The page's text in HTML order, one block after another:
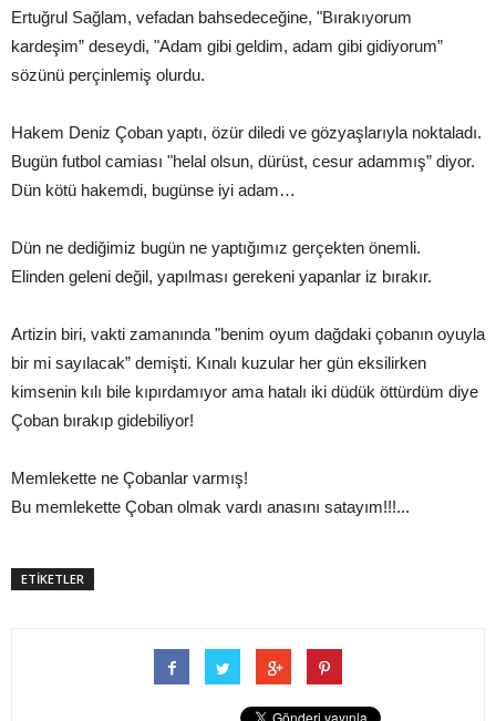
Ertuğrul Sağlam, vefadan bahsedeceğine, "Bırakıyorum
kardeşim” deseydi, "Adam gibi geldim, adam gibi gidiyorum”
sözünü perçinlemiş olurdu.
Hakem Deniz Çoban yaptı, özür diledi ve gözyaşlarıyla noktaladı.
Bugün futbol camiası "helal olsun, dürüst, cesur adammış” diyor.
Dün kötü hakemdi, bugünse iyi adam…
Dün ne dediğimiz bugün ne yaptığımız gerçekten önemli.
Elinden geleni değil, yapılması gerekeni yapanlar iz bırakır.
Artizin biri, vakti zamanında "benim oyum dağdaki çobanın oyuyla
bir mi sayılacak” demişti. Kınalı kuzular her gün eksilirken
kimsenin kılı bile kıpırdamıyor ama hatalı iki düdük öttürdüm diye
Çoban bırakıp gidebiliyor!
Memlekette ne Çobanlar varmış!
Bu memlekette Çoban olmak vardı anasını satayım!!!...
ETİKETLER